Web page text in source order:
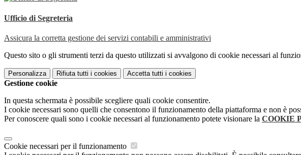
Ufficio di Segreteria
Assicura la corretta gestione dei servizi contabili e amministrativi
Questo sito o gli strumenti terzi da questo utilizzati si avvalgono di cookie necessari al
Personalizza Rifiuta tutti i cookies Accetta tutti i cookies
Gestione cookie
In questa schermata è possibile scegliere quali cookie consentire.
I cookie necessari sono quelli che consentono il funzionamento della piattaforma e non è
Per conoscere quali sono i cookie necessari al funzionamento potete visionare la COOKIE
Cookie necessari per il funzionamento